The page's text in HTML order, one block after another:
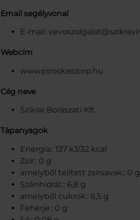
Email segélyvonal
E-mail:
Webcím
www.piroskaszorp.hu
Cég neve
Szikrai Borászati Kft.
Tápanyagok
Energia:: 137 kJ/32 kcal
Zsír:: 0 g
amelyből telített zsírsavak:: 0 g
Szénhidrát:: 6,8 g
amelyből cukrok:: 6,5 g
Fehérje:: 0 g